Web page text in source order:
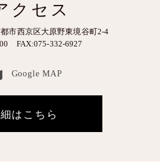
クセス
市西京区大原野東境谷町2‐4
FAX:075-332-6927
Google MAP
はこちら